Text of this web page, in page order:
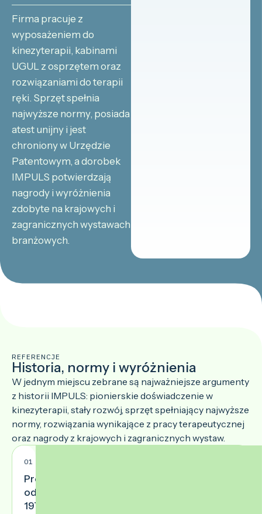
Firma pracuje z
wyposażeniem do
kinezyterapii, kabinami
UGUL z osprzętem oraz
rozwiązaniami do terapii
ręki. Sprzęt spełnia
najwyższe normy, posiada
atest unijny i jest
chroniony w Urzędzie
Patentowym, a dorobek
IMPULS potwierdzają
nagrody i wyróżnienia
zdobyte na krajowych i
zagranicznych wystawach
branżowych.
REFERENCJE
Historia, normy i wyróżnienia
W jednym miejscu zebrane są najważniejsze argumenty
z historii IMPULS: pionierskie doświadczenie w
kinezyterapii, stały rozwój, sprzęt spełniający najwyższe
normy, rozwiązania wynikające z pracy terapeutycznej
oraz nagrody z krajowych i zagranicznych wystaw.
01
Projektowanie
od
1976